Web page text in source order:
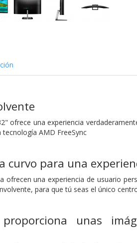
ofrece una experiencia
AMD FreeSync
curvo para una
ofrecen una experiencia de usuario
para que tú seas el único
unas